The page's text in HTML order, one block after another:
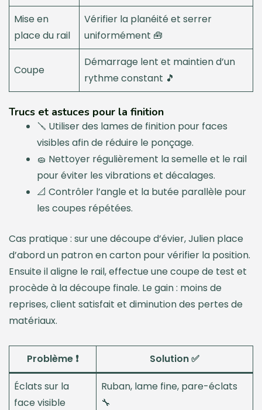
Mise en
place du rail
Vérifier la planéité et serrer
uniformément 🧰
Coupe
Démarrage lent et maintien d’un
rythme constant 🎵
Trucs et astuces pour la finition
🪛 Utiliser des lames de finition pour faces
visibles afin de réduire le ponçage.
🧽 Nettoyer régulièrement la semelle et le rail
pour éviter les vibrations et décalages.
📐 Contrôler l’angle et la butée parallèle pour
les coupes répétées.
Cas pratique : sur une découpe d’évier, Julien place
d’abord un patron en carton pour vérifier la position.
Ensuite il aligne le rail, effectue une coupe de test et
procède à la découpe finale. Le gain : moins de
reprises, client satisfait et diminution des pertes de
matériaux.
Problème ❗ Solution ✅
Éclats sur la
face visible
Ruban, lame fine, pare-éclats
🔧